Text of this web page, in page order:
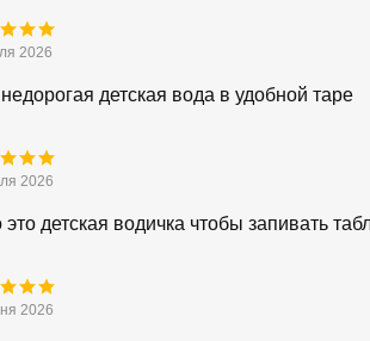
2026
детская вода в удобной таре
2026
детская водичка чтобы запивать
2026